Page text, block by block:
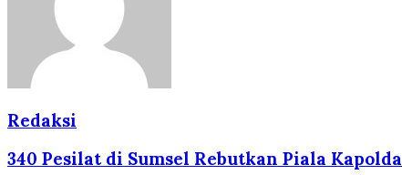
Redaksi
340 Pesilat di Sumsel Rebutkan Piala Kapolda